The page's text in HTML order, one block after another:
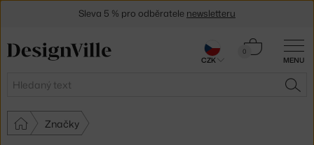
MENU
Hledat
0
Košík
Značky
Sleva 5 % pro odběratele newsletteru
CZK